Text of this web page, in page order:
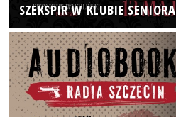
SZEKSPIR W KLUBIE SENIORA